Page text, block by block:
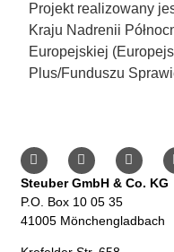
Projekt realizowany
Kraju Nadrenii
Europejskiej
Plus/Funduszu
Steuber GmbH & Co. KG
P.O. Box 10 05 35
41005 Mönchengladbach